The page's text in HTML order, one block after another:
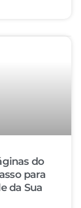
do
para
da Sua